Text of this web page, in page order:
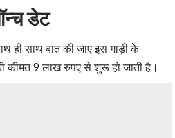
डेट
ही साथ बात की जाए इस गाड़ी के
कीमत 9 लाख रुपए से शुरू हो जाती है।